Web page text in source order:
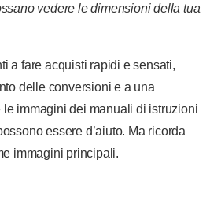
vedere le dimensioni della tua
a fare acquisti rapidi e sensati,
delle conversioni e a una
immagini dei manuali di istruzioni
essere d’aiuto. Ma ricorda
immagini principali.